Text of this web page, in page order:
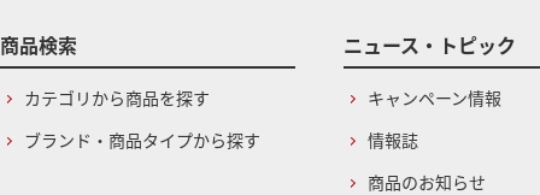
商品検索
カテゴリから商品を探す
ブランド・商品タイプから探す
ニュース・トピック
キャンペーン情報
情報誌
商品のお知らせ